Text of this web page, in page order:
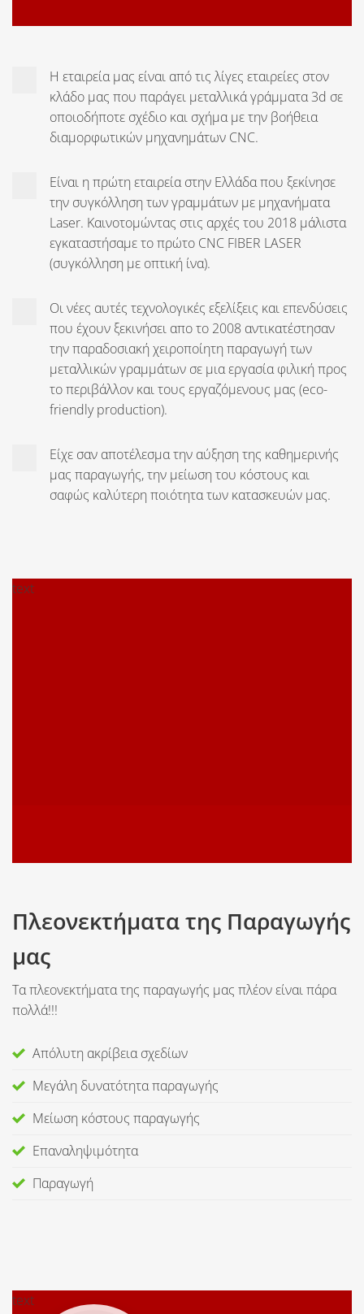
Η εταιρεία μας είναι από τις λίγες εταιρείες στον
κλάδο μας που παράγει μεταλλικά γράμματα 3d σε
οποιοδήποτε σχέδιο και σχήμα με την βοήθεια
διαμορφωτικών μηχανημάτων CNC.
Είναι η πρώτη εταιρεία στην Ελλάδα που ξεκίνησε
την συγκόλληση των γραμμάτων με μηχανήματα
Laser. Καινοτομώντας στις αρχές του 2018 μάλιστα
εγκαταστήσαμε το πρώτο CNC FIBER LASER
(συγκόλληση με οπτική ίνα).
Οι νέες αυτές τεχνολογικές εξελίξεις και επενδύσεις
που έχουν ξεκινήσει απο το 2008 αντικατέστησαν
την παραδοσιακή χειροποίητη παραγωγή των
μεταλλικών γραμμάτων σε μια εργασία φιλική προς
το περιβάλλον και τους εργαζόμενους μας (eco-
friendly production).
Είχε σαν αποτέλεσμα την αύξηση της καθημερινής
μας παραγωγής, την μείωση του κόστους και
σαφώς καλύτερη ποιότητα των κατασκευών μας.
Πλεονεκτήματα της Παραγωγής
μας
Τα πλεονεκτήματα της παραγωγής μας πλέον είναι πάρα
πολλά!!!
Απόλυτη ακρίβεια σχεδίων
Μεγάλη δυνατότητα παραγωγής
Μείωση κόστους παραγωγής
Επαναληψιμότητα
Παραγωγή
text
text